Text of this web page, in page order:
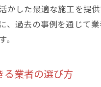
かした最適な施工を提
、過去の事例を通じて
。
る業者の選び方